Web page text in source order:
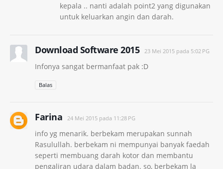
kepala .. nanti adalah point2 yang digunakan
untuk keluarkan angin dan darah.
Download Software 2015 23 Mei 2015 pada 5:02 PG
Infonya sangat bermanfaat pak :D
Balas
Farina 24 Mei 2015 pada 11:28 PG
info yg menarik. berbekam merupakan sunnah
Rasulullah. berbekam ni mempunyai banyak faedah
seperti membuang darah kotor dan membantu
pengaliran udara dalam badan. so, berbekam la